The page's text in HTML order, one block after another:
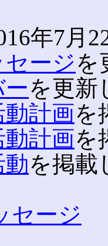
年7月
ージを
を更新
動計画を
動計画を
動を掲載
セージ